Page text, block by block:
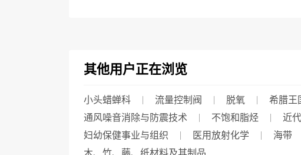
其他用户正在浏览
小头蜡蝉科 流量控制阀 脱氧 希腊王
通风噪音消除与防震技术
不饱和脂烃 近
妇幼保健事业与组织
医用放射化学 海带
木、竹、藤、纸材料及其制品